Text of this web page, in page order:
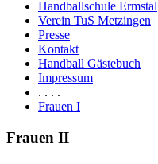
Handballschule Ermstal
Verein TuS Metzingen
Presse
Kontakt
Handball Gästebuch
Impressum
. . . .
Frauen I
Frauen II